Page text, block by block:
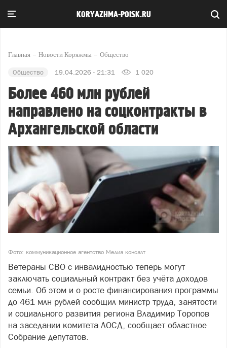
KORYAZHMA-POISK.RU
Главная Новости Коряжмы Общество
Общество 19.04.2026 - 21:31 1 020
Более 460 млн рублей
направлено на соцконтракты в
Архангельской области
Фото: коммуникационное агентство Медиа консалт
Ветераны СВО с инвалидностью теперь могут
заключать социальный контракт без учёта доходов
семьи. Об этом и о росте финансирования программы
до 461 млн рублей сообщил министр труда, занятости
и социального развития региона Владимир Торопов
на заседании комитета АОСД, сообщает областное
Собрание депутатов.